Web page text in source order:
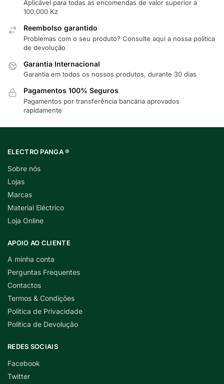
Aplicável para todas as encomendas de valor superior a
100.000 Kz
Reembolso garantido
Problemas com o seu produto? Consulte aqui a nossa política
de devolução
Garantia Internacional
Garantia em todos os nossos produtos, durante 30 dias
Pagamentos 100% Seguros
Pagamentos por transferência bancária aprovados
rapidamente
ELECTRO PANGA ®
Sobre nós
Lojas
Marcas
Material Eléctrico
Loja Online
APOIO AO CLIENTE
A minha conta
Perguntas Frequentes
Contactos
Termos & Condições
Política de Privacidade
Política de Devolução
REDES SOCIAIS
Facebook
Twitter